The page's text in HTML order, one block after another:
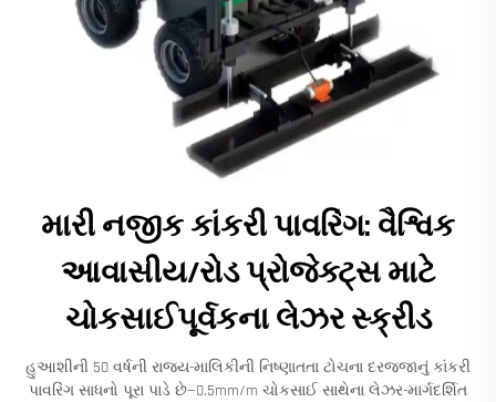
મારી નજીક કાંકરી પાવરિંગ: વૈશ્વિક
આવાસીય/રોડ પ્રોજેક્ટ્સ માટે
ચોકસાઈપૂર્વકના લેઝર સ્ક્રીડ
હુઆશીની 50 વર્ષની રાજ્ય-માલિકીની નિષ્ણાતતા ટોચના દરજ્જાનું કાંકરી
પાવરિંગ સાધનો પૂરા પાડે છે—0.5mm/m ચોકસાઈ સાથેના લેઝર-માર્ગદર્શિત